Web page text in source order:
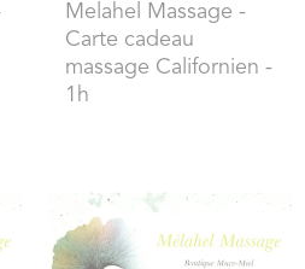
Melahel Massage -
Carte cadeau
massage Californien -
1h